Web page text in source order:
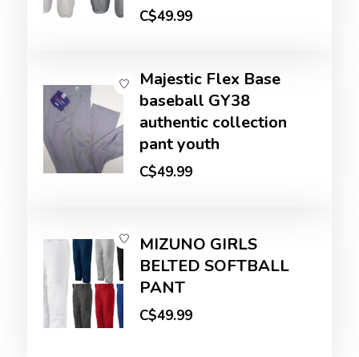
C$49.99
Majestic Flex Base
baseball GY38
authentic collection
pant youth
C$49.99
MIZUNO GIRLS
BELTED SOFTBALL
PANT
C$49.99